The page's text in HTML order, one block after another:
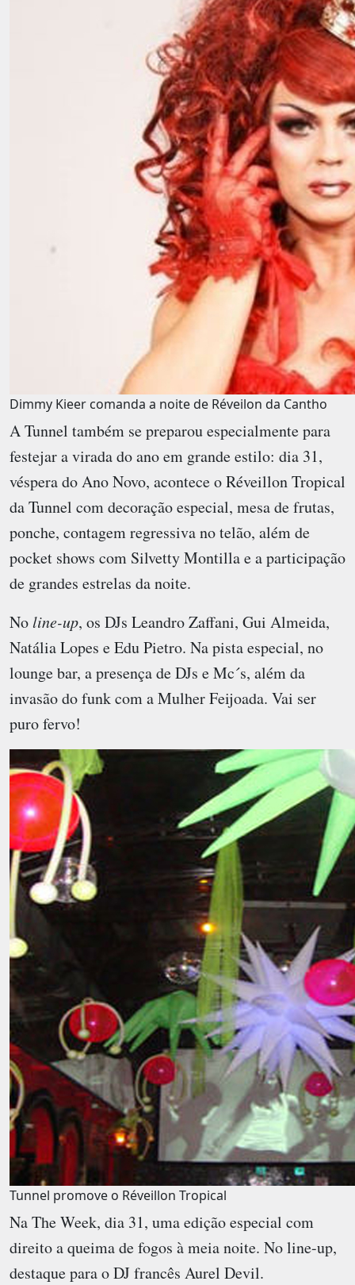
Dimmy Kieer comanda a noite de Réveilon da Cantho
ATunnel também se preparou especialmente para
festejar a virada do ano em grande estilo: dia 31,
véspera do Ano Novo, acontece o Réveillon Tropical
da Tunnel com decoração especial, mesa de frutas,
ponche, contagem regressiva no telão, além de
pocket shows com Silvetty Montilla e a participação
de grandes estrelas da noite.
Noline-up, os DJs Leandro Zaffani, Gui Almeida,
Natália Lopes e Edu Pietro. Na pista especial, no
lounge bar, a presença de DJs e Mc´s, além da
invasão do funk com a Mulher Feijoada. Vai ser
puro fervo!
Tunnel promove o Réveillon Tropical
NaThe Week, dia 31, uma edição especial com
direito a queima de fogos à meia noite. No line-up,
destaque para o DJ francês Aurel Devil.